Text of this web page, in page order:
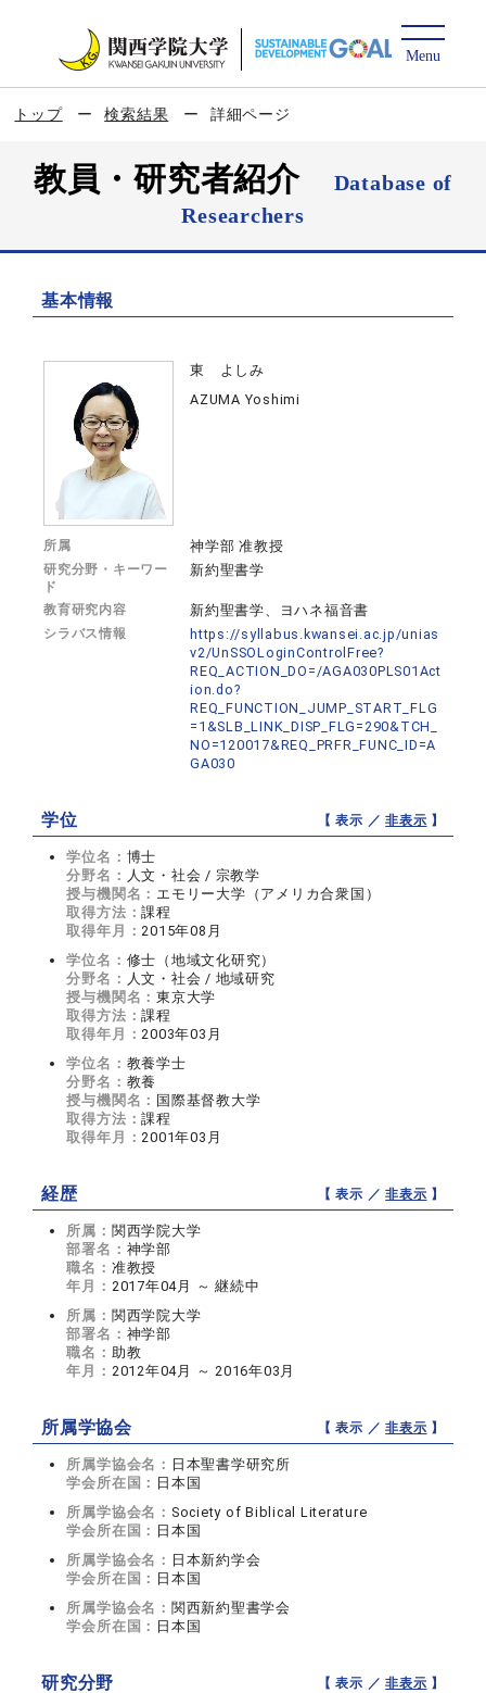
トップ 検索結果 詳細ページ
教員・研究者紹介
Database of
Researchers
基本情報
東 よしみ
AZUMA Yoshimi
所属 神学部 准教授
研究分野・キーワー
ド
新約聖書学
教育研究内容 新約聖書学、ヨハネ福音書
シラバス情報
https://syllabus.kwansei.ac.jp/unias
v2/UnSSOLoginControlFree?
REQ_ACTION_DO=/AGA030PLS01Act
ion.do?
REQ_FUNCTION_JUMP_START_FLG
=1&SLB_LINK_DISP_FLG=290&TCH_
NO=120017&REQ_PRFR_FUNC_ID=A
GA030
学位 【 表示 ／非表示 】
学位名： 博士
分野名： 人文・社会 / 宗教学
授与機関名： エモリー大学（アメリカ合衆国）
取得方法：課程
取得年月： 2015年08月
学位名： 修士（地域文化研究）
分野名： 人文・社会 / 地域研究
授与機関名：東京大学
取得方法：課程
取得年月： 2003年03月
学位名： 教養学士
分野名： 教養
授与機関名： 国際基督教大学
取得方法：課程
取得年月： 2001年03月
経歴 【 表示 ／非表示 】
所属： 関西学院大学
部署名： 神学部
職名： 准教授
年月： 2017年04月 ～ 継続中
所属： 関西学院大学
部署名： 神学部
職名： 助教
年月： 2012年04月 ～ 2016年03月
所属学協会 【 表示 ／非表示 】
所属学協会名： 日本聖書学研究所
学会所在国： 日本国
所属学協会名： Society of Biblical Literature
学会所在国： 日本国
所属学協会名： 日本新約学会
学会所在国： 日本国
所属学協会名： 関西新約聖書学会
学会所在国： 日本国
研究分野 【 表示 ／非表示 】